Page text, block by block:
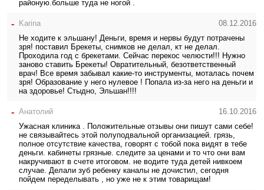
районую.больше туда не ногой .
- Karina
08.12.2016
Не ходите к эльшану! Деньги, время и нервы будут потрачены
зря! поставил Брекеты, снимков не делал, кт не делал.
Проходила год с брекетами. Сейчас перекос челюсти!!! Нужно
заново ставить Брекеты! Овратительный, безответственный
врач! Все время забывал какие-то инструменты, моталась почем
зря! Образование у него нулевое ! Попала из-за него на деньги и
на здоровье! Стыдно, Эльшан!!!!
- Анатолий
16.10.2016
Ужасная клиника . Положительные отзывы они пишут сами себе!
не связывайтесь этой полуподвальной организацией. грязь,
полное отсутствие качества, говорят с тобой пока видят в тебе
деньги. кабинеты грязные. следите за ценами и то что они вам
накручивают в счете итоговом. не водите туда детей нивкоем
случае. Делали зуб ребенку каналы не дочистил, сегодня
пойдем переделывать , но уже не к этим товарищам!